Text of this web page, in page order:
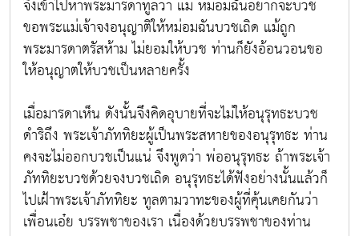
จึงเข้าไปหาพระมารดาทูลว่า แม่ หม่อมฉันอยากจะบวช
ขอพระแม่เจ้าจงอนุญาติให้หม่อมฉันบวชเถิด แม้ถูก
พระมารดาตรัสห้าม ไม่ยอมให้บวช ท่านก็ยังอ้อนวอนขอ
ให้อนุญาตให้บวชเป็นหลายครั้ง
เมื่อมารดาเห็น ดังนั้นจึงคิดอุบายที่จะไม่ให้อนุรุทธะบวช
ดำริถึง พระเจ้าภัททิยะผู้เป็นพระสหายของอนุรุทธะ ท่าน
คงจะไม่ออกบวชเป็นแน่ จึงพูดว่า พ่ออนุรุทธะ ถ้าพระเจ้า
ภัททิยะบวชด้วยจงบวชเถิด อนุรุทธะได้ฟังอย่างนั้นแล้วก็
ไปเฝ้าพระเจ้าภัททิยะ ทูลตามวาทะของผู้ที่คุ้นเคยกันว่า
เพื่อนเอ๋ย บรรพชาของเรา เนื่องด้วยบรรพชาของท่าน